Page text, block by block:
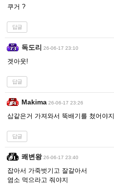
쿠거 ?
답글
독도리 26-06-17 23:10
겟아웃!
답글
Makima 26-06-17 23:26
삽같은거 가져와서 뚝배기를 쳤어야지
답글
쾌변왕 26-06-17 23:40
잡아서 가죽벗기고 잘갈아서
염소 먹으라고 줘야지